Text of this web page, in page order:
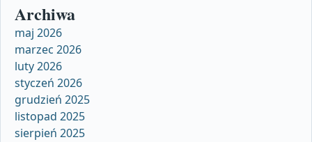
Archiwa
maj 2026
marzec 2026
luty 2026
styczeń 2026
grudzień 2025
listopad 2025
sierpień 2025